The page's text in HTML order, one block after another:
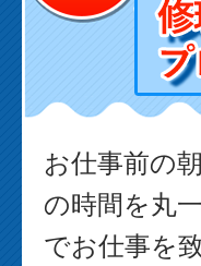
お仕事前の
の時間を丸
でお仕事を